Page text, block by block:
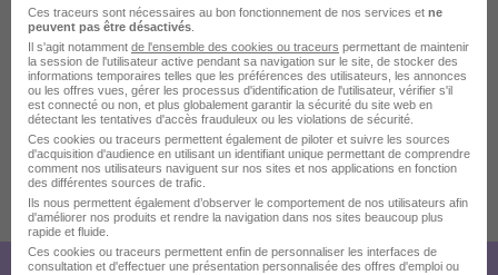
6 de plus
Publiée le 05/08/2026 - Réf : f9386c91-5baf-47d7-88f6-
88ec55e66bb9_80000
Ces traceurs sont nécessaires au bon fonctionnement de nos services et ne
peuvent pas être désactivés
Il s'agit notamment de l'ensemble des cookies ou traceurs permettant de maintenir
la session de l'utilisateur active pendant sa navigation sur le site, de stocker des
informations temporaires telles que les préférences des utilisateurs, les annonces
ou les offres vues, gérer les processus d'identification de l'utilisateur, vérifier s'il
est connecté ou non, et plus globalement garantir la sécurité du site web en
détectant les tentatives d'accès frauduleux ou les violations de sécurité.
Ces cookies ou traceurs permettent également de piloter et suivre les sources
d'acquisition d'audience en utilisant un identifiant unique permettant de comprendre
comment nos utilisateurs naviguent sur nos sites et nos applications en fonction
des différentes sources de trafic.
Ils nous permettent également d’observer le comportement de nos utilisateurs afin
d'améliorer nos produits et rendre la navigation dans nos sites beaucoup plus
rapide et fluide.
Ces cookies ou traceurs permettent enfin de personnaliser les interfaces de
consultation et d'effectuer une présentation personnalisée des offres d'emploi ou